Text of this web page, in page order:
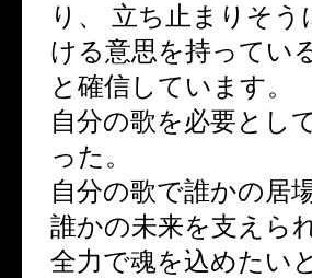
り、 立ち止まりそ
ける意思を持ってい
と確信しています。
自分の歌を必要とし
った。
自分の歌で誰かの居
誰かの未来を支えら
全力で魂を込めたい